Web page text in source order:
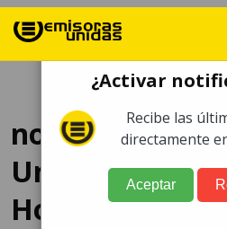
novedades
Universal
Hollywood.
¿Activar
Recibe las
directamente
Aceptar